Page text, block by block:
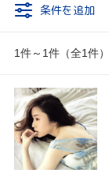
条件を追加
1件～1件（全1件）